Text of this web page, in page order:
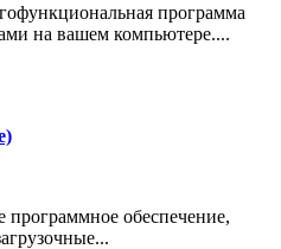
программа
на вашем компьютере....
обеспечение,